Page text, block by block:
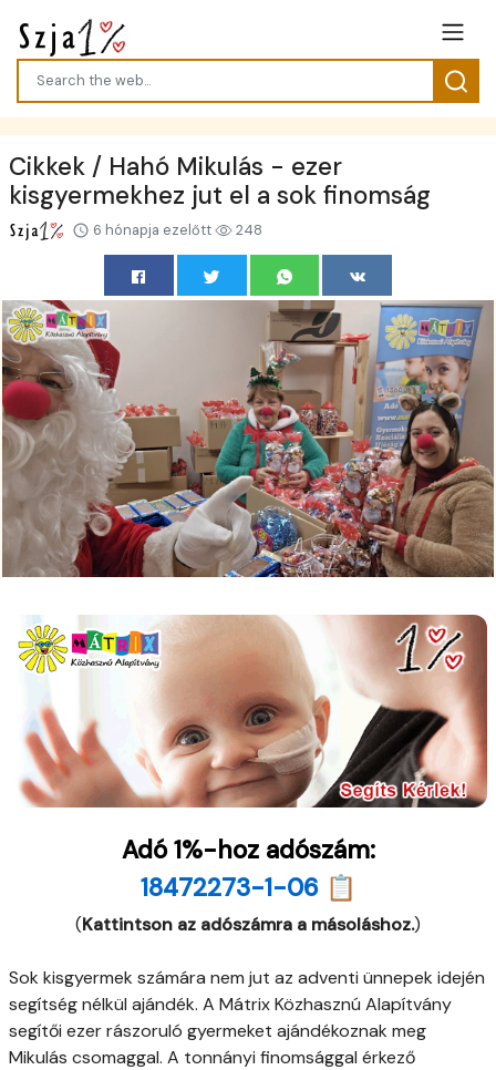
Cikkek / Hahó Mikulás - ezer
kisgyermekhez jut el a sok finomság
6 hónapja ezelőtt 248
Adó 1%-hoz adószám:
18472273-1-06 📋
(Kattintson az adószámra a másoláshoz.)
Sok kisgyermek számára nem jut az adventi ünnepek idején
segítség nélkül ajándék. A Mátrix Közhasznú Alapítvány
segítői ezer rászoruló gyermeket ajándékoznak meg
Mikulás csomaggal. A tonnányi finomsággal érkező